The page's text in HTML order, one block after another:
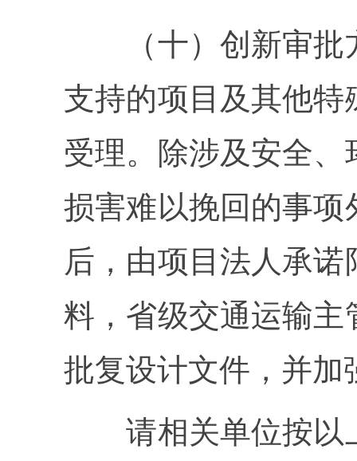
（十）创新审批
支持的项目及其他
受理。除涉及安全
损害难以挽回的事
后，由项目法人承
料，省级交通运输
批复设计文件，并加
请相关单位按以